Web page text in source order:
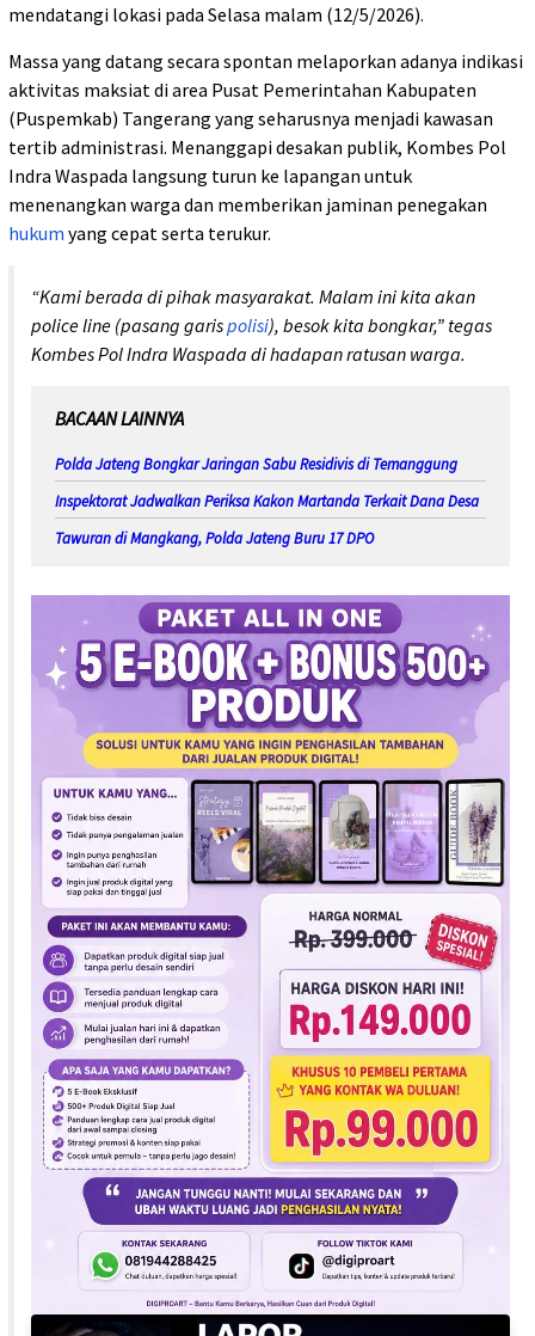
mendatangi lokasi pada Selasa malam (12/5/2026).
Massa yang datang secara spontan melaporkan adanya indikasi
aktivitas maksiat di area Pusat Pemerintahan Kabupaten
(Puspemkab) Tangerang yang seharusnya menjadi kawasan
tertib administrasi. Menanggapi desakan publik, Kombes Pol
Indra Waspada langsung turun ke lapangan untuk
menenangkan warga dan memberikan jaminan penegakan
hukum yang cepat serta terukur.
“Kami berada di pihak masyarakat. Malam ini kita akan
police line (pasang garispolisi), besok kita bongkar,” tegas
Kombes Pol Indra Waspada di hadapan ratusan warga.
BACAAN LAINNYA
Polda Jateng Bongkar Jaringan Sabu Residivis di Temanggung
Inspektorat Jadwalkan Periksa Kakon Martanda Terkait Dana Desa
Tawuran di Mangkang, Polda Jateng Buru 17 DPO